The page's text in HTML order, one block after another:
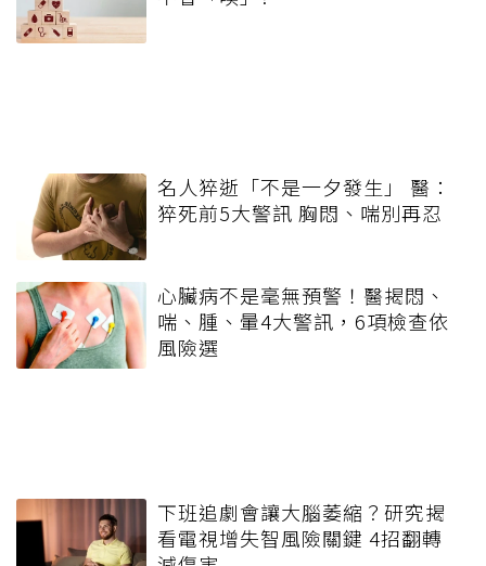
名人猝逝「不是一夕發生」 醫：
猝死前5大警訊 胸悶、喘別再忍
心臟病不是毫無預警！醫揭悶、
喘、腫、暈4大警訊，6項檢查依
風險選
下班追劇會讓大腦萎縮？研究揭
看電視增失智風險關鍵 4招翻轉